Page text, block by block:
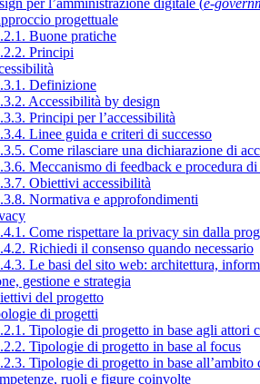
per l’amministrazione digitale (e-
progettuale
Buone pratiche
Principi
Definizione
Accessibilità by design
Principi per l’accessibilità
Linee guida e criteri di successo
Come rilasciare una dichiarazione di
Meccanismo di feedback e procedura
Obiettivi accessibilità
Normativa e approfondimenti
Come rispettare la privacy sin dalla
Richiedi il consenso quando necessario
Le basi del sito web: architettura,
gestione e strategia
del progetto
di progetti
Tipologie di progetto in base agli attori
Tipologie di progetto in base al focus
Tipologie di progetto in base all’ambito
ruoli e figure coinvolte